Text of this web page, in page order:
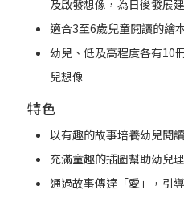
及啟發想像，為日後發展
適合3至6歲兒童閱讀的繪
幼兒、低及高程度各有10
兒想像
特色
以有趣的故事培養幼兒閱
充滿童趣的插圖幫助幼兒
通過故事傳達「愛」，引